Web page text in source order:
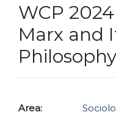
WCP
Marx and
Philosophy
Area: